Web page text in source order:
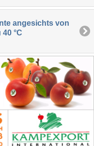
angesichts von
°C